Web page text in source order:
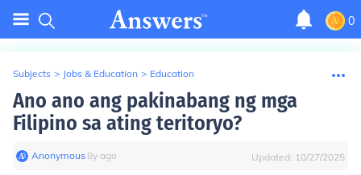
0
Subjects > Jobs & Education > Education
Ano ano ang pakinabang ng mga
Filipino sa ating teritoryo?
Anonymous∙8y ago Updated: 10/27/2025